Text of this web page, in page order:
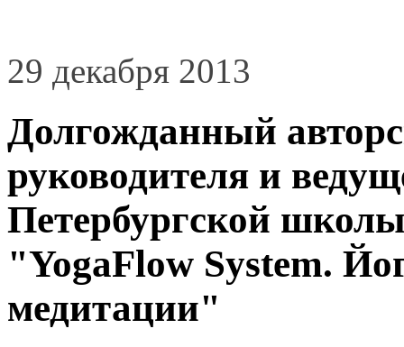
29 декабря 2013
Долгожданный
руководителя и
Петербургской
"YogaFlow System.
медитации"